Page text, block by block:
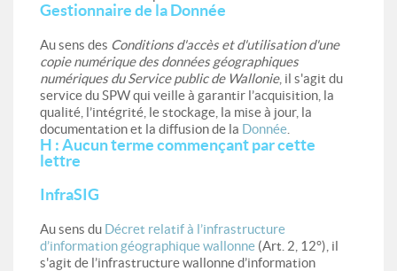
Gestionnaire de la Donnée
Au sens des Conditions d'accès et d'utilisation d'une
copie numérique des données géographiques
numériques du Service public de Wallonie, il s'agit du
service du SPW qui veille à garantir l’acquisition, la
qualité, l’intégrité, le stockage, la mise à jour, la
documentation et la diffusion de la Donnée
H : Aucun terme commençant par cette
lettre
InfraSIG
Au sens du Décret relatif à l’infrastructure
d’information géographique wallonne (Art. 2, 12°), il
s'agit de l’infrastructure wallonne d’information